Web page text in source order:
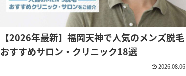
【2026年最新】福岡天神で人気のメンズ脱毛
おすすめサロン・クリニック18選
2026.08.06